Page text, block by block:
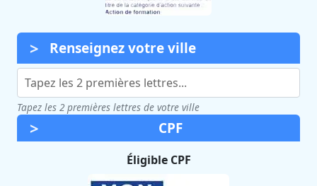
Renseignez votre ville
Tapez les 2 premières lettres de votre ville
CPF
Éligible CPF